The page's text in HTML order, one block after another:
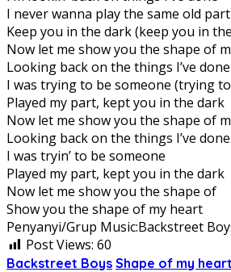
I never wanna play the same old part
Keep you in the dark (keep you in
Now let me show you the shape of
Looking back on the things I’ve done
I was trying to be someone (trying
Played my part, kept you in the dark
Now let me show you the shape of
Looking back on the things I’ve done
I was tryin’ to be someone
Played my part, kept you in the dark
Now let me show you the shape of
Show you the shape of my heart
Penyanyi/Grup Music:Backstreet
Post Views: 60
Backstreet Boys Shape of my heart